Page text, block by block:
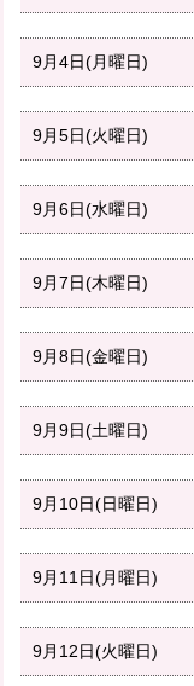
9月4日(月曜日)
9月5日(火曜日)
9月6日(水曜日)
9月7日(木曜日)
9月8日(金曜日)
9月9日(土曜日)
9月10日(日曜日)
9月11日(月曜日)
9月12日(火曜日)